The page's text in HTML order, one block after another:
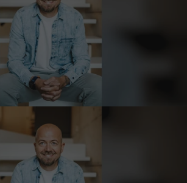
Verifizierter Kunde
super geschmeckt
Verifizierter Kunde
ich bisher gegessen habe, war sehr
Verifizierter Kunde